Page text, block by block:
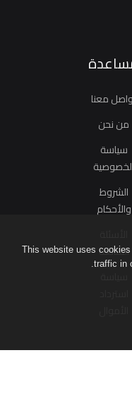
This website uses
traffic in
معنا
من نحن
سياسة
الشروط
والأحكام
الشائعة